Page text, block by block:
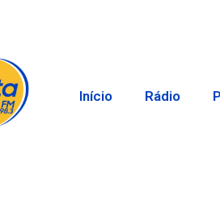
Início Rádio